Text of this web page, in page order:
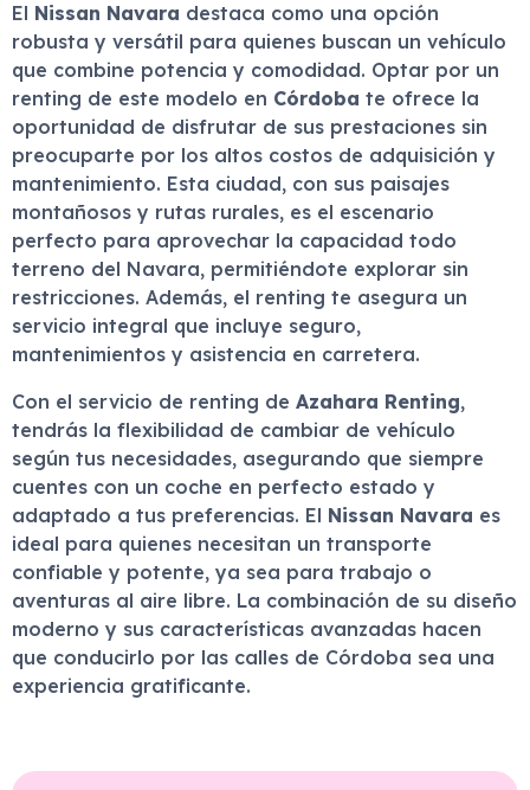
El Nissan Navara destaca como una opción
robusta y versátil para quienes buscan un vehículo
que combine potencia y comodidad. Optar por un
renting de este modelo en Córdoba te ofrece la
oportunidad de disfrutar de sus prestaciones sin
preocuparte por los altos costos de adquisición y
mantenimiento. Esta ciudad, con sus paisajes
montañosos y rutas rurales, es el escenario
perfecto para aprovechar la capacidad todo
terreno del Navara, permitiéndote explorar sin
restricciones. Además, el renting te asegura un
servicio integral que incluye seguro,
mantenimientos y asistencia en carretera.
Con el servicio de renting de Azahara Renting,
tendrás la flexibilidad de cambiar de vehículo
según tus necesidades, asegurando que siempre
cuentes con un coche en perfecto estado y
adaptado a tus preferencias. El Nissan Navara es
ideal para quienes necesitan un transporte
confiable y potente, ya sea para trabajo o
aventuras al aire libre. La combinación de su diseño
moderno y sus características avanzadas hacen
que conducirlo por las calles de Córdoba sea una
experiencia gratificante.